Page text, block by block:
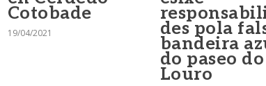
Cotobade
19/04/2021 des pola
bandeira
do paseo do
Louro